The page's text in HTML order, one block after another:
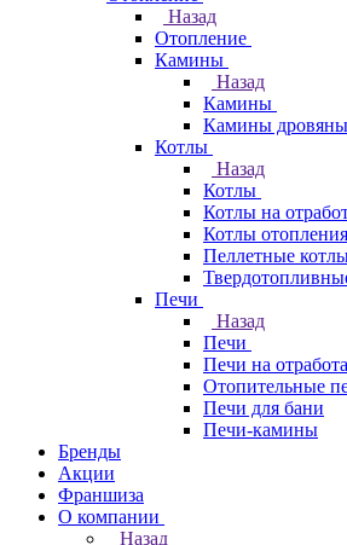
Назад
Отопление
Камины
Назад
Камины
Камины
Котлы
Назад
Котлы
Котлы на
Котлы
Пеллетные
Печи
Назад
Печи
Печи на
Отопительные
Печи для бани
Печи-камины
Бренды
Акции
Франшиза
О компании
Назад